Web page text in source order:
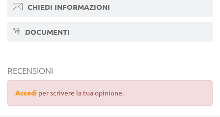
CHIEDI INFORMAZIONI
DOCUMENTI
RECENSIONI
Accedi per scrivere la tua opinione.